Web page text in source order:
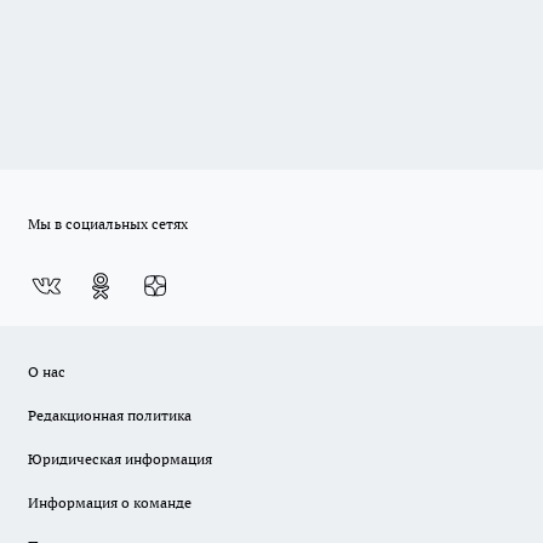
Мы в социальных сетях
О нас
Редакционная политика
Юридическая информация
Информация о команде